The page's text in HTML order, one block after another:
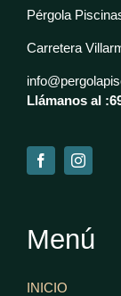
Pérgola
Carretera
Llámanos al :
Menú
INICIO